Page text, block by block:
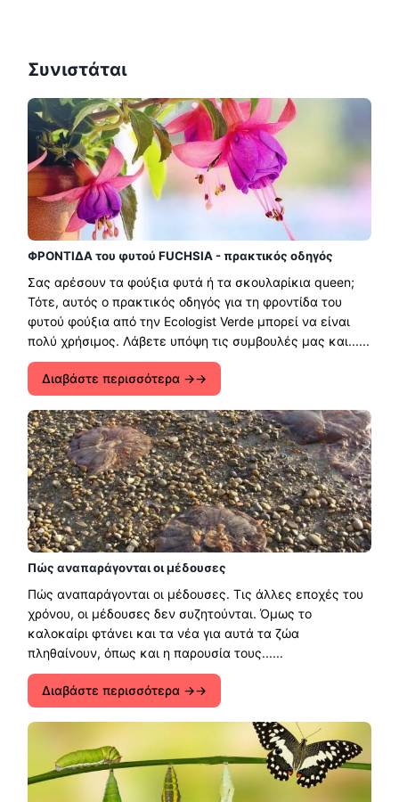
Συνιστάται
ΦΡΟΝΤΙΔΑ του φυτού FUCHSIA - πρακτικός οδηγός
Σας αρέσουν τα φούξια φυτά ή τα σκουλαρίκια queen;
Τότε, αυτός ο πρακτικός οδηγός για τη φροντίδα του
φυτού φούξια από την Ecologist Verde μπορεί να είναι
πολύ χρήσιμος. Λάβετε υπόψη τις συμβουλές μας και......
Διαβάστε περισσότερα →
Πώς αναπαράγονται οι μέδουσες
Πώς αναπαράγονται οι μέδουσες. Τις άλλες εποχές του
χρόνου, οι μέδουσες δεν συζητούνται. Όμως το
καλοκαίρι φτάνει και τα νέα για αυτά τα ζώα
πληθαίνουν, όπως και η παρουσία τους......
Διαβάστε περισσότερα →